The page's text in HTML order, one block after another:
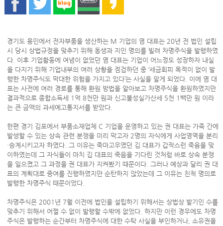
경기도 용인에서 전자부품을 생산하는 M 기업의 염 대표는 20년 전 법인 설립
시 당시 상법규정을 맞추기 위해 동생과 지인 명의를 빌려 차명주식을 발행하였
다. 이후 기업활동에 여념이 없었던 염 대표는 기업이 어느정도 성장하자 내실
을 다지기 위해 기업내부의 여러 상황을 점검하던 중 ‘세금회피 목적이 없이 발
행한 차명주식도 막대한 위험을 가지고 있다’는 사실을 알게 되었다. 이에 염 대
표는 사전에 여러 경로를 통해 환원 방법을 알아보고 차명주식을 환원하였지만
결과적으로 종합소득세 1억 8천만 원과 신고불성실가산세 5천 1백만 원 이라
는 큰 금액의 과세예고통지서를 받았다.
한편 경기 김포에서 부품소재업체 C 기업을 운영하고 있는 권 대표는 가족 간에
발생할 수 있는 상속 관련 분쟁을 미리 막고자 2명의 자식에게 사업영역을 분리
·승계시키고자 하였다. 그 이유는 죽마고우였던 김 대표가 갑작스런 죽음을 맞
이하였는데 그 자식들이 마치 김 대표의 죽음을 기다린 것처럼 바로 상속 분쟁
을 일으켰고 그 과정을 권 대표가 지켜봤기 때문이다. 그러나 예상과 달리 권 대
표의 계획대로 증여를 진행하였지만 순탄하지 않았는데 그 이유는 친척 명의로
발행한 차명주식 때문이었다.
차명주식은 2001년 7월 이전에 법인을 설립하기 위해서는 상법상 발기인 수를
맞추기 위해서 어쩔 수 없이 발행할 수밖에 없었다. 하지만 이런 경우에도 차명
주식은 발행하는 순간부터 차명주식에 대한 수탁 사실을 부인하거나, 소유권을